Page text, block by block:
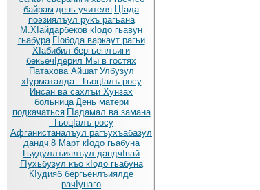
байрам день учителя ЦIада
поэзиялъул рукъ рагьана
М.ХIайдарбеков кIодо гьавун
гьабура ГIобода варкаут рагьи
ХIабибил бергьенлъиги
бекьечIдерил Мы в гостях
Патахова Айшат Улбузул
хIурматалда - ГьоцIалъ росу
Инсан ва сахлъи Хунзах
больница День матери
подкачаться ГIадамал ва замана
- ГьоцIалъ росу
Афганистаналъул рагъухъабазул
дандч 8 Март кIодо гьабуна
Гьудуллъиялъул дандчIвай
ГIухьбузул къо кIодо гьабуна
КIудияб бергьенлъиялде
рачIунаго